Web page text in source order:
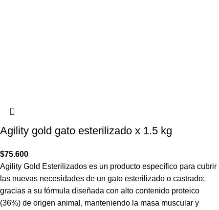
Agility gold gato esterilizado x 1.5 kg
$75.600
Agility Gold Esterilizados es un producto específico para cubrir
las nuevas necesidades de un gato esterilizado o castrado;
gracias a su fórmula diseñada con alto contenido proteico
(36%) de origen animal, manteniendo la masa muscular y